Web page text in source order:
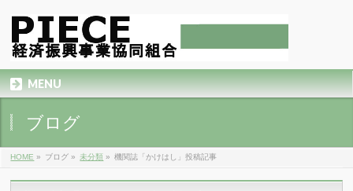
MENU
ブログ
HOME » ブログ » 未分類 » 機関誌「かけはし」投稿記事